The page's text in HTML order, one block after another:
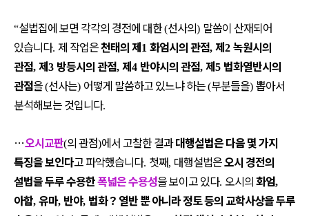
“설법집에 보면 각각의 경전에 대한(선사의) 말씀이 산재되어
있습니다. 제 작업은천태의 제1 화엄시의 관점, 제2 녹원시의
관점, 제3 방등시의 관점, 제4 반야시의 관점, 제5 법화열반시의
관점을(선사는) 어떻게 말씀하고 있느냐 하는(부분들을) 뽑아서
분석해보는 것입니다.
…오시교판(의 관점)에서 고찰한 결과대행설법은 다음 몇 가지
특징을 보인다고 파악했습니다. 첫째, 대행설법은오시 경전의
설법을 두루 수용한폭넓은 수용성을 보이고 있다. 오시의화엄,
아함, 유마, 반야, 법화？ 열반 뿐 아니라 정토 등의 교학사상을 두루